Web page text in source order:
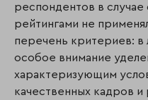
респондентов в случае
рейтингами не
перечень критериев: в
особое внимание
характеризующим
качественных кадров и